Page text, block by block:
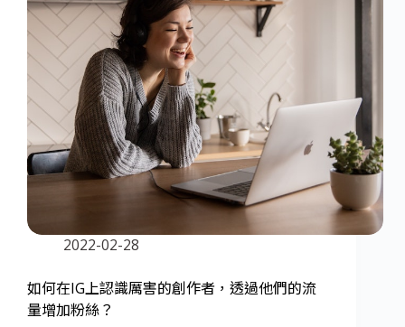
2022-02-28
如何在IG上認識厲害的創作者，透過他們的流
量增加粉絲？